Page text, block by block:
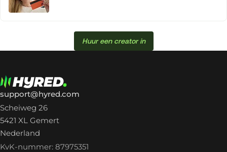
Huur een creator in
support@hyred.com
Scheiweg 26
5421 XL Gemert
Nederland
KvK-nummer: 87975351